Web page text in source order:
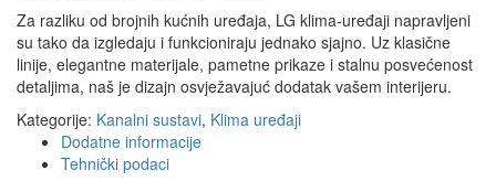
Za razliku od brojnih kućnih uređaja, LG klima-uređaji napravljeni
su tako da izgledaju i funkcioniraju jednako sjajno. Uz klasične
linije, elegantne materijale, pametne prikaze i stalnu posvećenost
detaljima, naš je dizajn osvježavajuć dodatak vašem interijeru.
Kategorije: Kanalni sustavi, Klima uređaji
Dodatne informacije
Tehnički podaci